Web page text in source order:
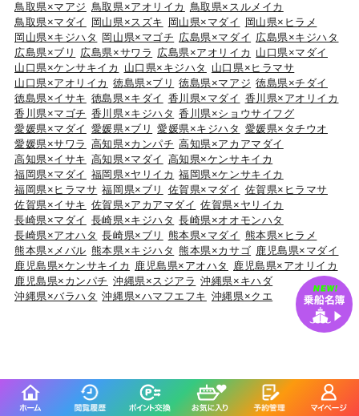
鳥取県×マアジ 鳥取県×アオリイカ 鳥取県×スルメイカ
鳥取県×マダイ
岡山県×スズキ 岡山県×マダイ
岡山県×ヒラメ
岡山県×キジハタ
岡山県×マゴチ 広島県×マダイ 広島県×キジハタ
広島県×ブリ
広島県×サワラ 広島県×アオリイカ 山口県×マダイ
山口県×ケンサキイカ
山口県×キジハタ
山口県×ヒラマサ
山口県×アオリイカ 徳島県×ブリ 徳島県×マアジ 徳島県×チダイ
徳島県×イサキ 徳島県×キダイ 香川県×マダイ 香川県×アオリイカ
香川県×マゴチ 香川県×キジハタ 香川県×ショウサイフグ
愛媛県×マダイ 愛媛県×ブリ 愛媛県×キジハタ 愛媛県×タチウオ
愛媛県×サワラ 高知県×カンパチ 高知県×アカアマダイ
高知県×イサキ 高知県×マダイ 高知県×ケンサキイカ
福岡県×マダイ 福岡県×ヤリイカ 福岡県×ケンサキイカ
福岡県×ヒラマサ 福岡県×ブリ 佐賀県×マダイ 佐賀県×ヒラマサ
佐賀県×イサキ 佐賀県×アカアマダイ 佐賀県×ヤリイカ
長崎県×マダイ 長崎県×キジハタ 長崎県×オオモンハタ
長崎県×アオハタ 長崎県×ブリ 熊本県×マダイ 熊本県×ヒラメ
熊本県×メバル 熊本県×キジハタ 熊本県×カサゴ 鹿児島県×マダイ
鹿児島県×ケンサキイカ 鹿児島県×アオハタ
鹿児島県×アオリイカ
鹿児島県×カンパチ 沖縄県×スジアラ 沖縄県×キハダ
沖縄県×バラハタ 沖縄県×ハマフエフキ 沖縄県×クエ